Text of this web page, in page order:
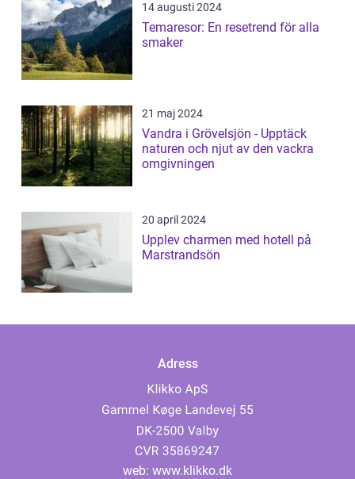
14 augusti 2024
Temaresor: En resetrend för alla
smaker
21 maj 2024
Vandra i Grövelsjön - Upptäck
naturen och njut av den vackra
omgivningen
20 april 2024
Upplev charmen med hotell på
Marstrandsön
Adress
web: www.klikko.dk